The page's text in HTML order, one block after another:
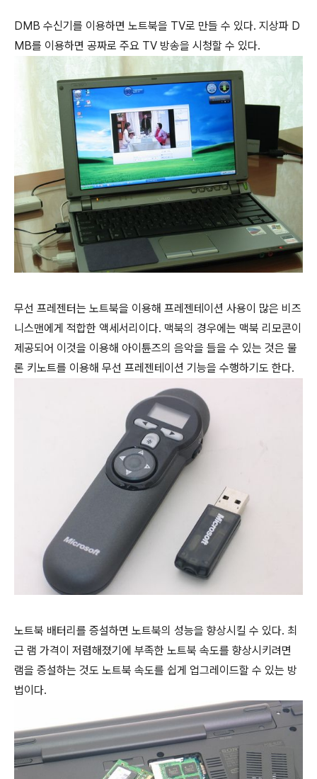
DMB 수신기를 이용하면 노트북을 TV로 만들 수 있다. 지상파 D
MB를 이용하면 공짜로 주요 TV 방송을 시청할 수 있다.
무선 프레젠터는 노트북을 이용해 프레젠테이션 사용이 많은 비즈
니스맨에게 적합한 액세서리이다. 맥북의 경우에는 맥북 리모콘이
제공되어 이것을 이용해 아이튠즈의 음악을 들을 수 있는 것은 물
론 키노트를 이용해 무선 프레젠테이션 기능을 수행하기도 한다.
노트북 배터리를 증설하면 노트북의 성능을 향상시킬 수 있다. 최
근 램 가격이 저렴해졌기에 부족한 노트북 속도를 향상시키려면
램을 증설하는 것도 노트북 속도를 쉽게 업그레이드할 수 있는 방
법이다.